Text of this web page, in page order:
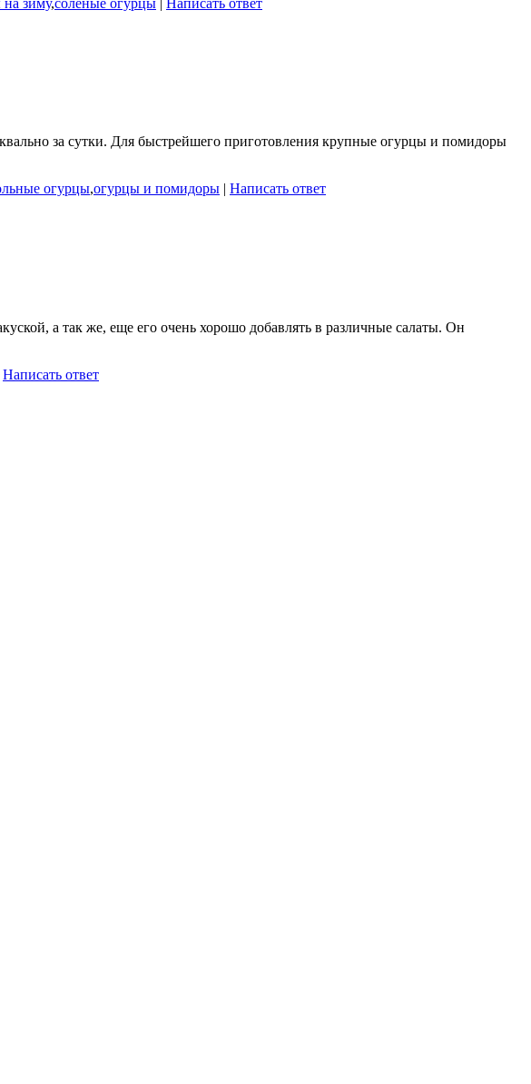
за сутки. Для быстрейшего приготовления крупные огурцы и помидоры
огурцы,огурцы и помидоры | Написать ответ
а так же, еще его очень хорошо добавлять в различные салаты. Он
Написать ответ